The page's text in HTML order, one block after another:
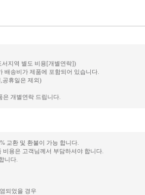
서지역 별도 비용[개별연락])
배송비가 제품에 포함되어 있습니다.
공휴일은 제외)
은 개별연락 드립니다.
교환 및 환불이 가능 합니다.
용은 고객님께서 부담하셔야 합니다.
니다.
되었을 경우